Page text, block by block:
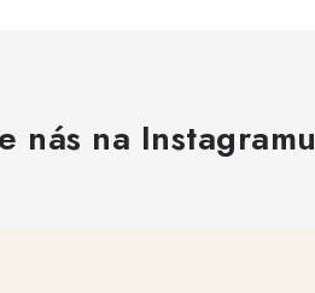
nás na Instagramu